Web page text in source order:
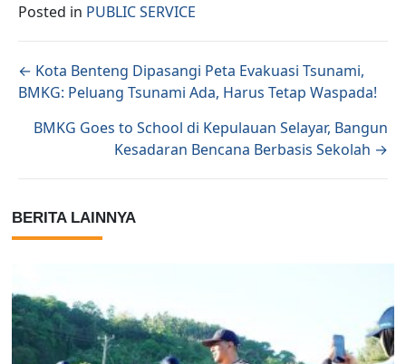
Posted in PUBLIC SERVICE
Posts navigation
← Kota Benteng Dipasangi Peta Evakuasi Tsunami,
BMKG: Peluang Tsunami Ada, Harus Tetap Waspada!
BMKG Goes to School di Kepulauan Selayar, Bangun
Kesadaran Bencana Berbasis Sekolah →
BERITA LAINNYA